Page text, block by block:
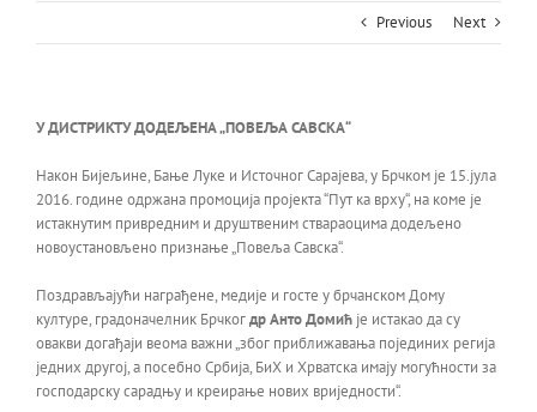
Previous Next
У ДИСТРИКТУ ДОДЕЉЕНА „ПОВЕЉА САВСКА“
Након Бијељине, Бање Луке и Источног Сарајева, у Брчком је 15.јула
2016. године одржана промоција пројекта “Пут ка врху“, на коме је
истакнутим привредним и друштвеним ствараоцима додељено
новоустановљено признање „Повеља Савска“.
Поздрављајући награђене, медије и госте у брчанском Дому
културе, градоначелник Брчкогдр Анто Домић је истакао да су
овакви догађаји веома важни „због приближавања појединих регија
једних другој, а посебно Србија, БиХ и Хрватска имају могућности за
господарску сарадњу и креирање нових вриједности“.